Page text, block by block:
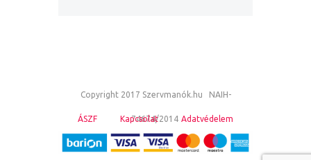
Copyright 2017 Szervmanók.hu NAIH-
74674/2014
ÁSZF Kapcsolat Adatvédelem